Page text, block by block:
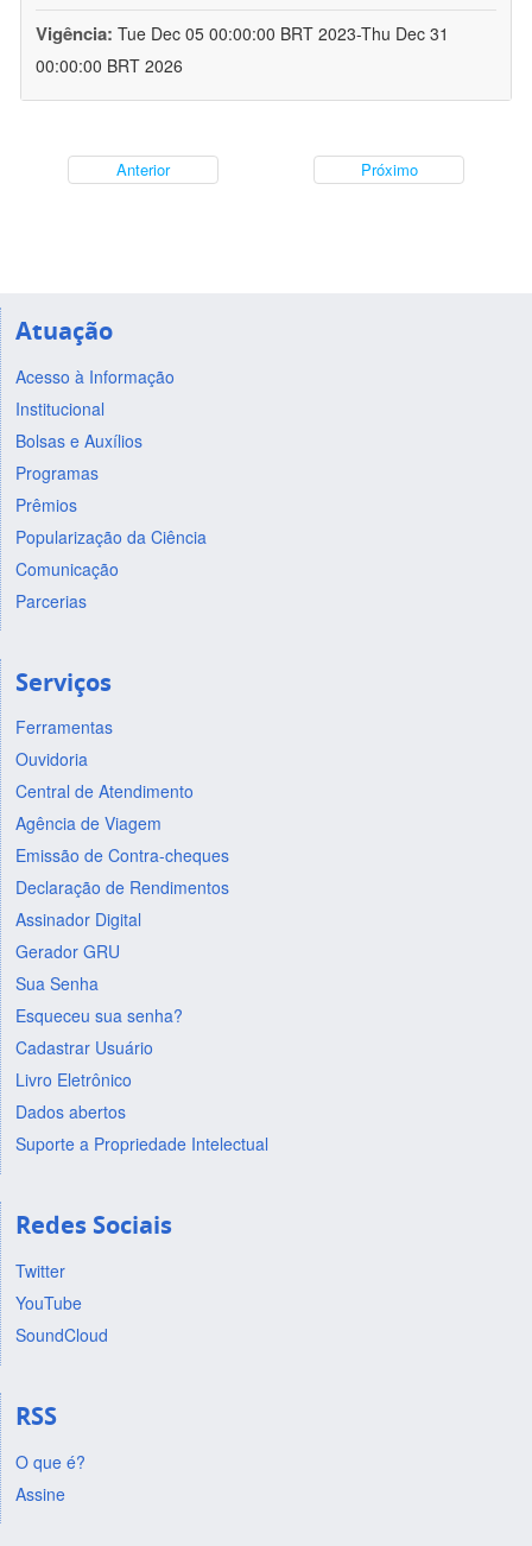
Vigência: Tue Dec 05 00:00:00 BRT 2023-Thu Dec 31
00:00:00 BRT 2026
Anterior Próximo
Atuação
Acesso à Informação
Institucional
Bolsas e Auxílios
Programas
Prêmios
Popularização da Ciência
Comunicação
Parcerias
Serviços
Ferramentas
Ouvidoria
Central de Atendimento
Agência de Viagem
Emissão de Contra-cheques
Declaração de Rendimentos
Assinador Digital
Gerador GRU
Sua Senha
Esqueceu sua senha?
Cadastrar Usuário
Livro Eletrônico
Dados abertos
Suporte a Propriedade Intelectual
Redes Sociais
Twitter
YouTube
SoundCloud
RSS
O que é?
Assine